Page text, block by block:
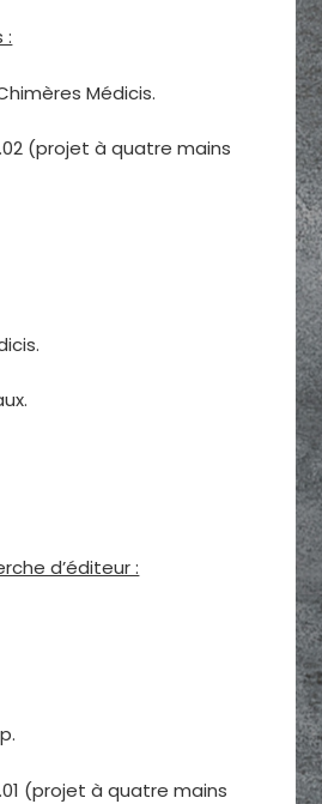
:
Médicis.
(projet à quatre mains
d’éditeur :
(projet à quatre mains